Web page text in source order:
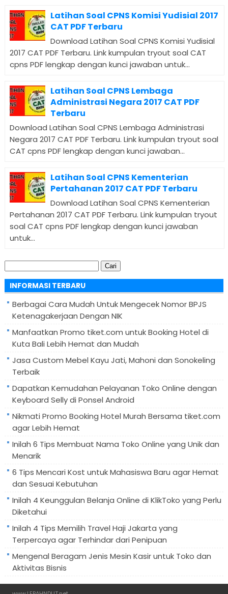
Latihan Soal CPNS Komisi Yudisial 2017
CAT PDF Terbaru
Download Latihan Soal CPNS Komisi Yudisial
2017 CAT PDF Terbaru. Link kumpulan tryout soal CAT
cpns PDF lengkap dengan kunci jawaban untuk...
Latihan Soal CPNS Lembaga
Administrasi Negara 2017 CAT PDF
Terbaru
Download Latihan Soal CPNS Lembaga Administrasi
Negara 2017 CAT PDF Terbaru. Link kumpulan tryout soal
CAT cpns PDF lengkap dengan kunci jawaban...
Latihan Soal CPNS Kementerian
Pertahanan 2017 CAT PDF Terbaru
Download Latihan Soal CPNS Kementerian
Pertahanan 2017 CAT PDF Terbaru. Link kumpulan tryout
soal CAT cpns PDF lengkap dengan kunci jawaban
untuk...
untuk:
INFORMASI TERBARU
Berbagai Cara Mudah Untuk Mengecek Nomor BPJS
Ketenagakerjaan Dengan NIK
Manfaatkan Promo tiket.com untuk Booking Hotel di
Kuta Bali Lebih Hemat dan Mudah
Jasa Custom Mebel Kayu Jati, Mahoni dan Sonokeling
Terbaik
Dapatkan Kemudahan Pelayanan Toko Online dengan
Keyboard Selly di Ponsel Android
Nikmati Promo Booking Hotel Murah Bersama tiket.com
agar Lebih Hemat
Inilah 6 Tips Membuat Nama Toko Online yang Unik dan
Menarik
6 Tips Mencari Kost untuk Mahasiswa Baru agar Hemat
dan Sesuai Kebutuhan
Inilah 4 Keunggulan Belanja Online di KlikToko yang Perlu
Diketahui
Inilah 4 Tips Memilih Travel Haji Jakarta yang
Terpercaya agar Terhindar dari Penipuan
Mengenal Beragam Jenis Mesin Kasir untuk Toko dan
Aktivitas Bisnis